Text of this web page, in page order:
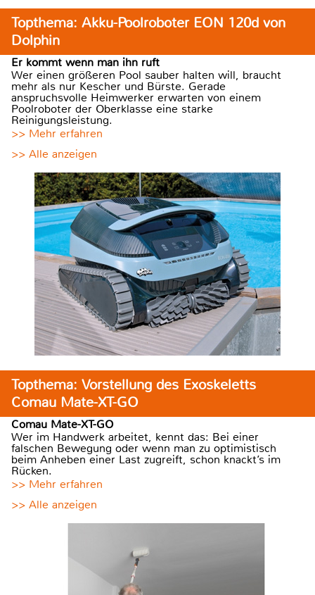
Topthema: Akku-Poolroboter EON 120d von
Dolphin
Er kommt wenn man ihn ruft
Wer einen größeren Pool sauber halten will, braucht
mehr als nur Kescher und Bürste. Gerade
anspruchsvolle Heimwerker erwarten von einem
Poolroboter der Oberklasse eine starke
Reinigungsleistung.
>> Mehr erfahren
>> Alle anzeigen
Topthema: Vorstellung des Exoskeletts
Comau Mate-XT-GO
Comau Mate-XT-GO
Wer im Handwerk arbeitet, kennt das: Bei einer
falschen Bewegung oder wenn man zu optimistisch
beim Anheben einer Last zugreift, schon knackt’s im
Rücken.
>> Mehr erfahren
>> Alle anzeigen